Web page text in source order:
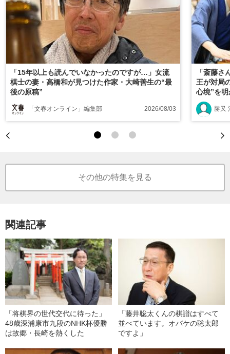
「15年以上も読んでいなかったのですが…」女流
棋士の妻・高橋和が見つけた作家・大崎善生の“最
後の原稿”
「文春オンライン」編集部 2026/08/03
「斎藤
王が対局
心境”を
勝又
その他の特集を見る
関連記事
「将棋界の世代交代に待った」
48歳深浦康市九段のNHK杯優勝
は故郷・長崎を熱くした
「藤井聡太くんの棋譜はすべて
並べています。オバケの聡太郎
ですよ」